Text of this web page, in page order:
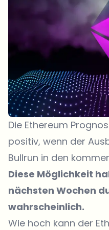
Die Ethereum
positiv, wenn der
Bullrun in den
Diese Möglichkeit
nächsten Wochen
wahrscheinlich.
Wie hoch kann der